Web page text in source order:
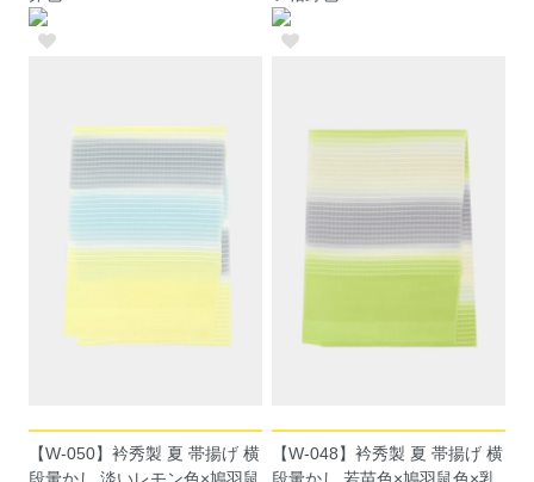
【W-050】衿秀製 夏 帯揚げ 横
【W-048】衿秀製 夏 帯揚げ 横